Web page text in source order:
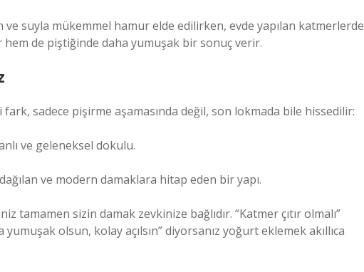
suyla mükemmel hamur elde edilirken, evde yapılan katmerlerde
hem de piştiğinde daha yumuşak bir sonuç verir.
sadece pişirme aşamasında değil, son lokmada bile hissedilir:
ve geleneksel dokulu.
ve modern damaklara hitap eden bir yapı.
tamamen sizin damak zevkinize bağlıdır. “Katmer çıtır olmalı”
olsun, kolay açılsın” diyorsanız yoğurt eklemek akıllıca